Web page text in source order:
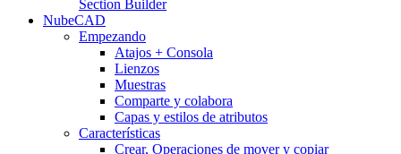
Section Builder
NubeCAD
Empezando
Atajos + Consola
Lienzos
Muestras
Comparte y colabora
Capas y estilos de atributos
Características
Crear, Operaciones de mover y copiar